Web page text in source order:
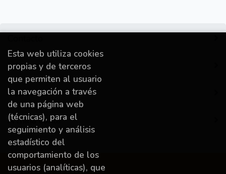
Información
Destacado
A miña conta
Esta web utiliza cookies
propias y de terceros
que permiten al usuario
la navegación a través
de una página web
(técnicas), para el
seguimiento y análisis
estadístico del
comportamiento de los
usuarios (analíticas), que